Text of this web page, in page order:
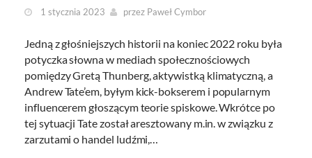
1 stycznia 2023 przez Paweł Cymbor
Jedną z głośniejszych historii na koniec 2022 roku była
potyczka słowna w mediach społecznościowych
pomiędzy Gretą Thunberg, aktywistką klimatyczną, a
Andrew Tate’em, byłym kick-bokserem i popularnym
influencerem głoszącym teorie spiskowe. Wkrótce po
tej sytuacji Tate został aresztowany m.in. w związku z
zarzutami o handel ludźmi,…